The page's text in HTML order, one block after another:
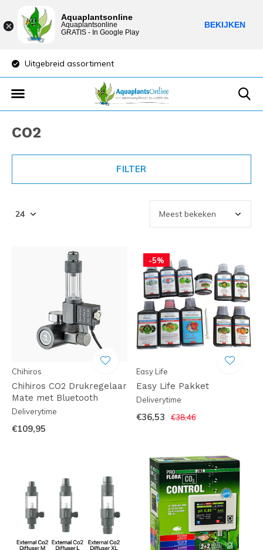
Lage verzendkosten
CO2
FILTER
Chihiros
Chihiros CO2 Drukregelaar
Mate met Bluetooth
Deliverytime
€109,95
-5%
Easy Life
Easy Life Pakket
Deliverytime
€36,53 €38,46
Aquaplantsonline
Aquaplantsonline
GRATIS - In Google Play
BEKIJKEN